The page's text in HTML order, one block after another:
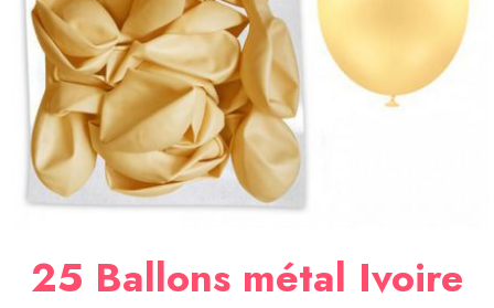
SOIRÉE
OCCASIONS
SPÉCIALES
DÉCO
TABLE
ET
SALLE
25 Ballons métal Ivoire